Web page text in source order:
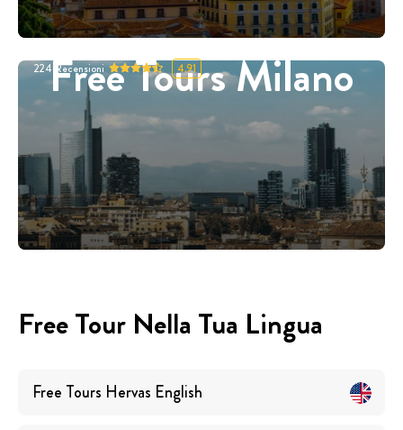
Free Tours Milano
224 Recensioni 4.91
Free Tour Nella Tua Lingua
Free Tours Hervas English